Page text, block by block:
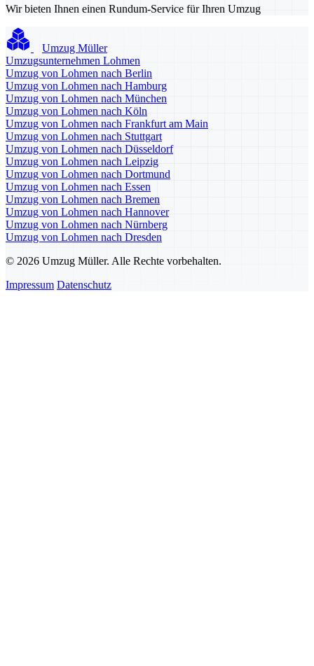
Wir bieten Ihnen einen Rundum-Service für Ihren Umzug
Umzug Müller
Umzugsunternehmen Lohmen
Umzug von Lohmen nach Berlin
Umzug von Lohmen nach Hamburg
Umzug von Lohmen nach München
Umzug von Lohmen nach Köln
Umzug von Lohmen nach Frankfurt am Main
Umzug von Lohmen nach Stuttgart
Umzug von Lohmen nach Düsseldorf
Umzug von Lohmen nach Leipzig
Umzug von Lohmen nach Dortmund
Umzug von Lohmen nach Essen
Umzug von Lohmen nach Bremen
Umzug von Lohmen nach Hannover
Umzug von Lohmen nach Nürnberg
Umzug von Lohmen nach Dresden
© 2026 Umzug Müller. Alle Rechte vorbehalten.
Impressum Datenschutz